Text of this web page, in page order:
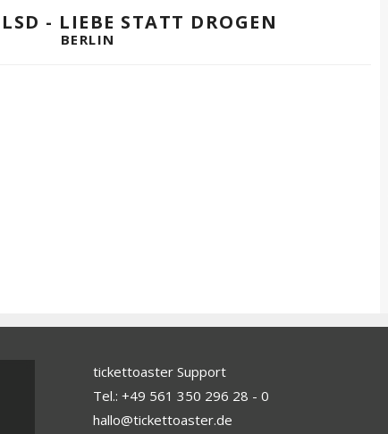
- LIEBE STATT DROGEN
BERLIN
tickettoaster Support
Tel.: +49 561 350 296 28 - 0
hallo@tickettoaster.de